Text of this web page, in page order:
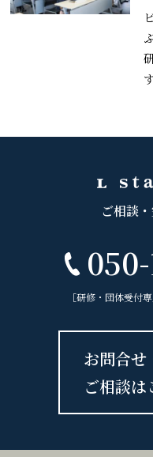
ご相談
［研修・団体受付
お問合せ
ご相談は